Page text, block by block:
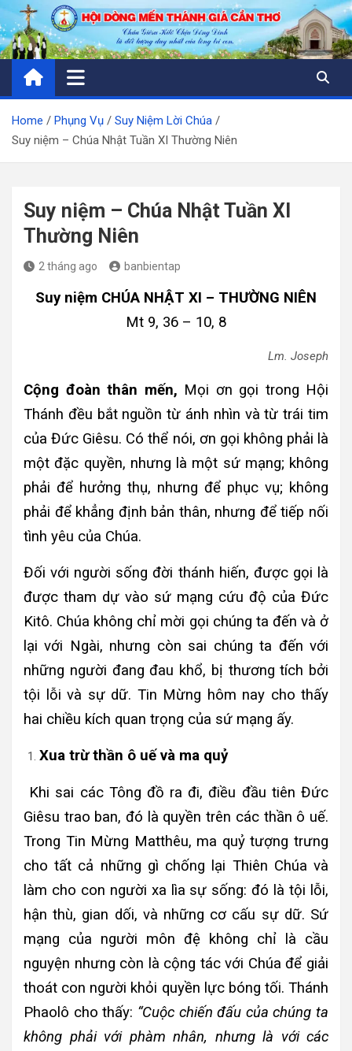
Skip
to
content
Home Phụng Vụ
Suy Niệm Lời Chúa
Suy niệm – Chúa Nhật Tuần XI Thường Niên
Suy niệm – Chúa Nhật Tuần XI
Thường Niên
2 tháng ago banbientap
Suy niệm CHÚA NHẬT XI – THƯỜNG NIÊN
Mt 9, 36 – 10, 8
Lm. Joseph
Cộng đoàn thân mến, Mọi ơn gọi trong Hội
Thánh đều bắt nguồn từ ánh nhìn và từ trái tim
của Đức Giêsu. Có thể nói, ơn gọi không phải là
một đặc quyền, nhưng là một sứ mạng; không
phải để hưởng thụ, nhưng để phục vụ; không
phải để khẳng định bản thân, nhưng để tiếp nối
tình yêu của Chúa.
Đối với người sống đời thánh hiến, được gọi là
được tham dự vào sứ mạng cứu độ của Đức
Kitô. Chúa không chỉ mời gọi chúng ta đến và ở
lại với Ngài, nhưng còn sai chúng ta đến với
những người đang đau khổ, bị thương tích bởi
tội lỗi và sự dữ. Tin Mừng hôm nay cho thấy
hai chiều kích quan trọng của sứ mạng ấy.
Xua trừ thần ô uế và ma quỷ
Khi sai các Tông đồ ra đi, điều đầu tiên Đức
Giêsu trao ban, đó là quyền trên các thần ô uế.
Trong Tin Mừng Matthêu, ma quỷ tượng trưng
cho tất cả những gì chống lại Thiên Chúa và
làm cho con người xa lìa sự sống: đó là tội lỗi,
hận thù, gian dối, và những cơ cấu sự dữ. Sứ
mạng của người môn đệ không chỉ là cầu
nguyện nhưng còn là cộng tác với Chúa để giải
thoát con người khỏi quyền lực bóng tối. Thánh
Phaolô cho thấy: “Cuộc chiến đấu của chúng ta
không phải với phàm nhân, nhưng là với các